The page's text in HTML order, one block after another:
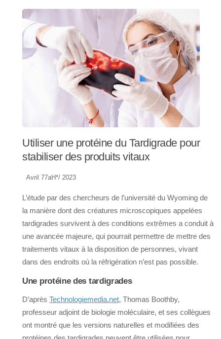
Utiliser une protéine du Tardigrade pour
stabiliser des produits vitaux
Avril 77aH*/ 2023
L’étude par des chercheurs de l’université du Wyoming de
la manière dont des créatures microscopiques appelées
tardigrades survivent à des conditions extrêmes a conduit à
une avancée majeure, qui pourrait permettre de mettre des
traitements vitaux à la disposition de personnes, vivant
dans des endroits où la réfrigération n’est pas possible.
Une protéine des tardigrades
D’après Technologiemedia.net, Thomas Boothby,
professeur adjoint de biologie moléculaire, et ses collègues
ont montré que les versions naturelles et modifiées des